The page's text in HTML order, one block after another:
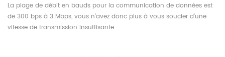
La plage de débit en bauds pour la communication de données est
de 300 bps à 3 Mbps, vous n'avez donc plus à vous soucier d'une
vitesse de transmission insuffisante.